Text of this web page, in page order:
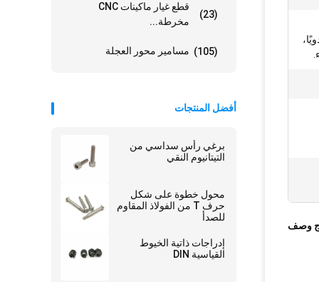
قطع غيار ماكينات CNC
مخرطة...
(23)
مسامير محور العجلة (105)
أفضل المنتجات
برغي رأس سداسي من
التيتانيوم النقي
محول خطوة على شكل
حرف T من الفولاذ المقاوم
للصدأ
إدراجات ذاتية الخيوط
القياسية DIN
وصف